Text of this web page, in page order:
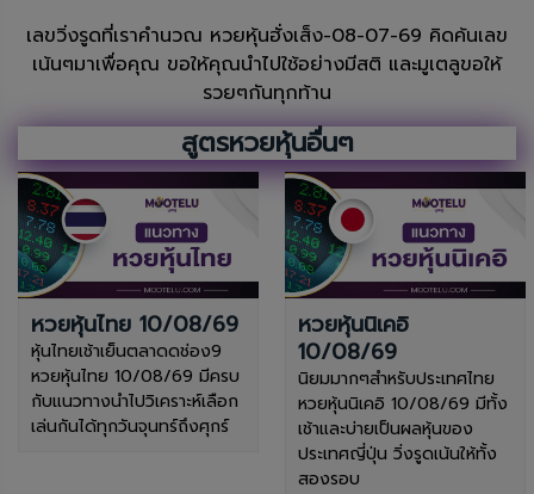
เลขวิ่งรูดที่เราคำนวณ หวยหุ้นฮั่งเส็ง-08-07-69 คิดค้นเลข
เน้นๆมาเพื่อคุณ ขอให้คุณนำไปใช้อย่างมีสติ และมูเตลูขอให้
รวยๆกันทุกท้าน
สูตรหวยหุ้นอื่นๆ
หวยหุ้นไทย 10/08/69
หุ้นไทยเช้าเย็นตลาดดช่อง9
หวยหุ้นไทย 10/08/69 มีครบ
กับแนวทางนำไปวิเคราะห์เลือก
เล่นกันได้ทุกวันจุนทร์ถึงศุกร์
หวยหุ้นนิเคอิ
10/08/69
นิยมมากๆสำหรับประเทศไทย
หวยหุ้นนิเคอิ 10/08/69 มีทั้ง
เช้าและบ่ายเป็นผลหุ้นของ
ประเทศญี่ปุ่น วิ่งรูดเน้นให้ทั้ง
สองรอบ